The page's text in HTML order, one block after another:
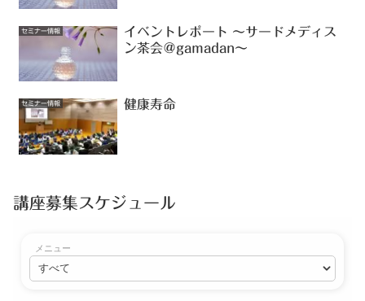
セミナー情報
イベントレポート 〜サードメディス
ン茶会＠gamadan〜
セミナー情報 健康寿命
講座募集スケジュール